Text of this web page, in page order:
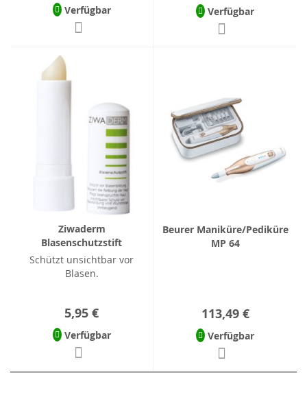
Verfügbar Verfügbar
Ziwaderm
Blasenschutzstift
Schützt unsichtbar vor
Blasen.
5,95 €
Verfügbar
Beurer Maniküre/Pediküre
MP 64
113,49 €
Verfügbar